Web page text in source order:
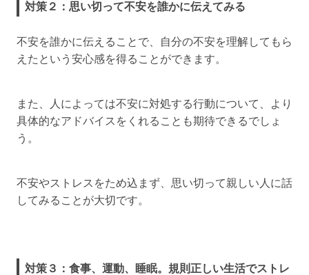
対策２：思い切って不安を誰かに伝えてみる
不安を誰かに伝えることで、自分の不安を理解してもら
えたという安心感を得ることができます。
また、人によっては不安に対処する行動について、より
具体的なアドバイスをくれることも期待できるでしょ
う。
不安やストレスをため込まず、思い切って親しい人に話
してみることが大切です。
対策３：食事、運動、睡眠。規則正しい生活でストレ